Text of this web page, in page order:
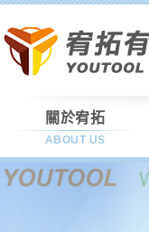
關於宥拓
ABOUT US